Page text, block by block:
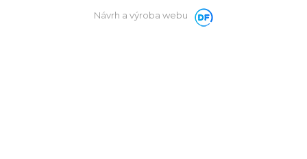
Návrh a výroba webu